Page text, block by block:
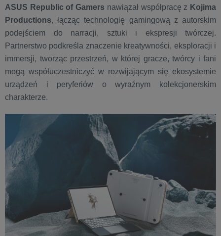
ASUS Republic of Gamers nawiązał współpracę z Kojima
Productions, łącząc technologię gamingową z autorskim
podejściem do narracji, sztuki i ekspresji twórczej.
Partnerstwo podkreśla znaczenie kreatywności, eksploracji i
immersji, tworząc przestrzeń, w której gracze, twórcy i fani
mogą współuczestniczyć w rozwijającym się ekosystemie
urządzeń i peryferiów o wyraźnym kolekcjonerskim
charakterze.